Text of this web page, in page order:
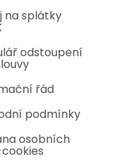
na splátky
odstoupení
řád
podmínky
osobních